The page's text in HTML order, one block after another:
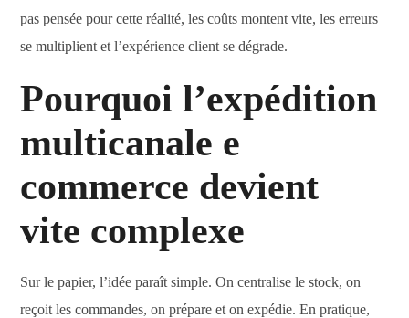
pas pensée pour cette réalité, les coûts montent vite, les erreurs
se multiplient et l’expérience client se dégrade.
Pourquoi l’expédition
multicanale e
commerce devient
vite complexe
Sur le papier, l’idée paraît simple. On centralise le stock, on
reçoit les commandes, on prépare et on expédie. En pratique,